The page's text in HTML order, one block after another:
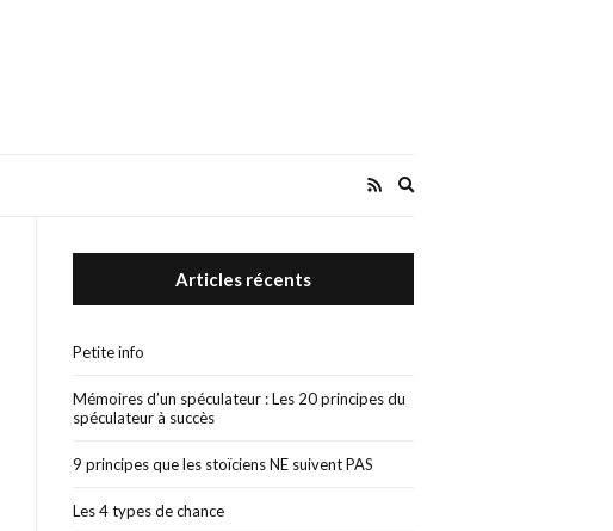
Articles récents
Petite info
Mémoires d’un spéculateur : Les 20 principes du
spéculateur à succès
9 principes que les stoïciens NE suivent PAS
Les 4 types de chance